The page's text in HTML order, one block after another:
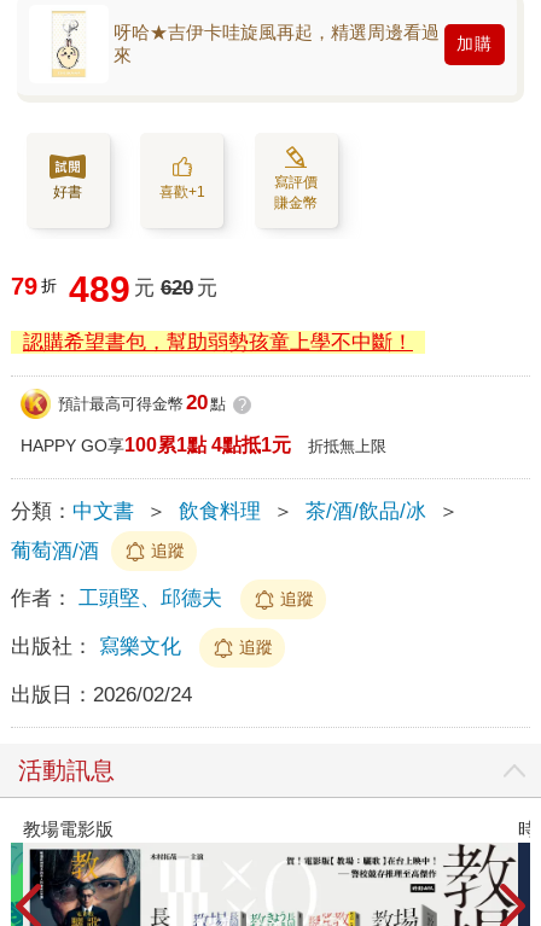
呀哈★吉伊卡哇旋風再起，精選周邊看過
來
加購
好書 喜歡+1
寫評價
賺金幣
79 折 489 元 620 元
認購希望書包，幫助弱勢孩童上學不中斷！
預計最高可得金幣 20點 ?
HAPPY GO享100累1點 4點抵1元 折抵無上限
分類： 中文書 ＞ 飲食料理 ＞ 茶/酒/飲品/冰
＞
葡萄酒/酒
追蹤
作者： 工頭堅、邱德夫 追蹤
出版社： 寫樂文化 追蹤
出版日： 2026/02/24
活動訊息
教場電影版 時